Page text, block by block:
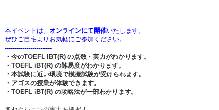
------------------------
本イベントは、 オンラインにて開催いたします。
ぜひご自宅よりお気軽にご参加ください。
------------------------
・今のTOEFL iBT(R) の点数・実力がわかります。
・TOEFL iBT(R) の難易度がわかります。
・本試験に近い環境で模擬試験が受けられます。
・アゴスの授業が体験できます。
・TOEFL iBT(R) の攻略法が一部わかります。